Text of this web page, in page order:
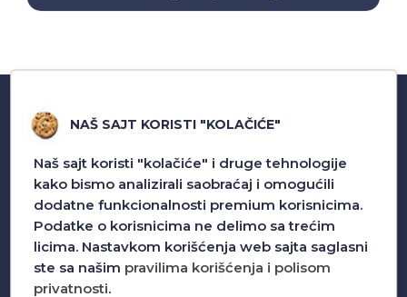
S Mobile Design bavi se uvozom i veleprodajom
pratece opreme za mobilne telefone.
NAŠ SAJT KORISTI "KOLAČIĆE"
Naš sajt koristi "kolačiće" i druge tehnologije
kako bismo analizirali saobraćaj i omogućili
dodatne funkcionalnosti premium korisnicima.
Podatke o korisnicima ne delimo sa trećim
licima. Nastavkom korišćenja web sajta saglasni
ste sa našim pravilima korišćenja i polisom
privatnosti.